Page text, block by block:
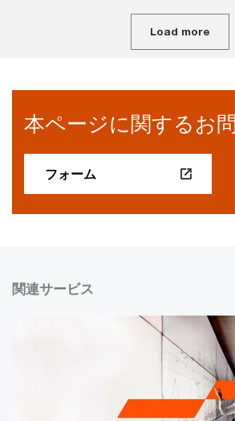
Load more
本ページに関するお
フォーム
関連サービス